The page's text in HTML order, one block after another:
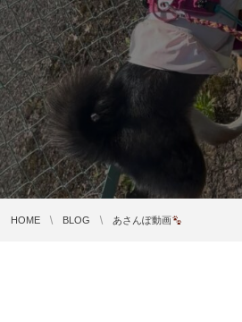
HOME BLOG あさんぽ動画